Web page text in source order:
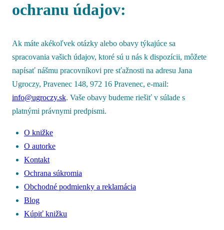
ochranu údajov:
Ak máte akékoľvek otázky alebo obavy týkajúce sa
spracovania vašich údajov, ktoré sú u nás k dispozícii, môžete
napísať nášmu pracovníkovi pre sťažnosti na adresu Jana
Ugroczy, Pravenec 148, 972 16 Pravenec, e-mail:
info@ugroczy.sk. Vaše obavy budeme riešiť v súlade s
platnými právnymi predpismi.
O knižke
O autorke
Kontakt
Ochrana súkromia
Obchodné podmienky a reklamácia
Blog
Kúpiť knižku